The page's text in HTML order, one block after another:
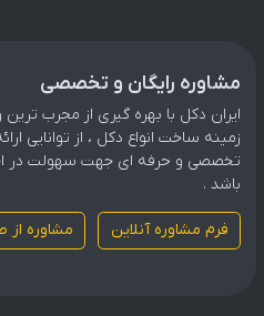
مشاوره رایگان و تخصصی
ایران دکل با بهره گیری از مجرب
زمینه ساخت انواع دکل ، از توانایی
تخصصی و حرفه ای جهت سهولت در
باشد .
فرم مشاوره آنلاین مشاوره